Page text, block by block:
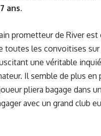
ans.
prometteur de River est
toutes les convoitises sur
une véritable
Il semble de plus en
pliera bagage dans
avec un grand club